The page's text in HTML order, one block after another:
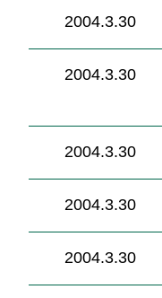
2004.3.30
2004.3.30
2004.3.30
2004.3.30
2004.3.30